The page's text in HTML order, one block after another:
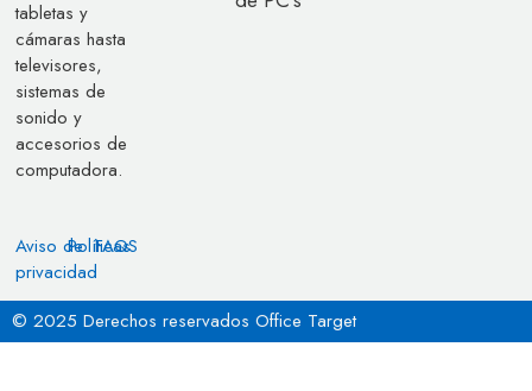
tabletas y
cámaras hasta
televisores,
sistemas de
sonido y
accesorios de
computadora.
Aviso de
privacidad
Políticas
FAQS
© 2025 Derechos reservados Office Target